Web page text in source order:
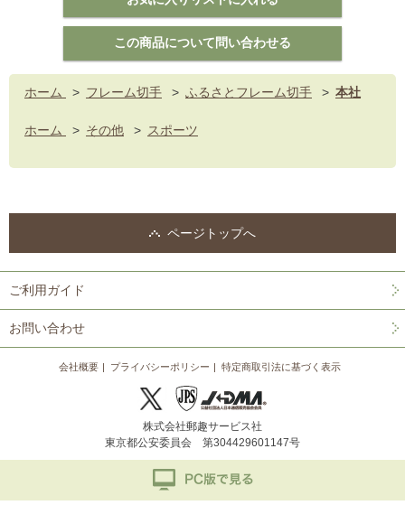
ホーム > フレーム切手 > ふるさとフレーム切手 > 本社
ホーム > その他 > スポーツ
ページトップへ
ご利用ガイド
お問い合わせ
会社概要 プライバシーポリシー 特定商取引法に基づく表示
株式会社郵趣サービス社
東京都公安委員会 第304429601147号